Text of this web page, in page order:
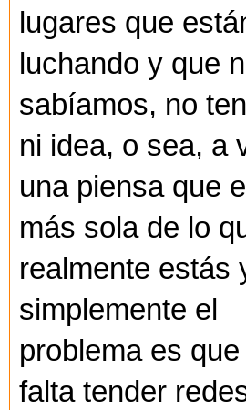
lugares que
luchando y que
sabíamos, no
ni idea, o sea, a
una piensa que
más sola de lo
realmente estás
simplemente el
problema es
falta tender